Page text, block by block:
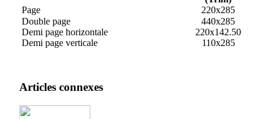
Page
220x285
Double page
440x285
Demi page horizontale
220x142.50
Demi page verticale
110x285
Articles connexes